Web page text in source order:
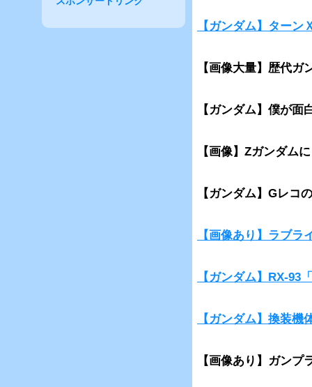
【ガンダム】ター
【画像大量】歴代
【ガンダム】僕が
【画像】Zガンダム
【ガンダム】Gレコ
【画像あり】ラブ
【ガンダム】RX-93
【ガンダム】換装
【画像あり】ガン